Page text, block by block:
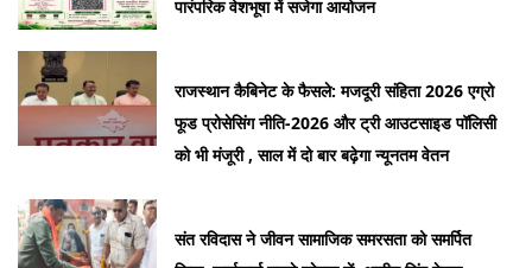
पारंपरिक वेशभूषा में सजेगा आयोजन
राजस्थान कैबिनेट के फैसले: मजदूरी संहिता 2026 एग्रो
फूड प्रोसेसिंग नीति-2026 और ट्री आउटसाइड पॉलिसी
को भी मंजूरी , साल में दो बार बढ़ेगा न्यूनतम वेतन
संत रविदास ने जीवन सामाजिक समरसता को समर्पित